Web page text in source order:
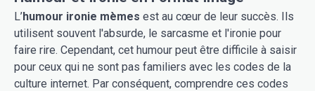
L’humour ironie mèmes est au cœur de leur succès. Ils
utilisent souvent l'absurde, le sarcasme et l'ironie pour
faire rire. Cependant, cet humour peut être difficile à saisir
pour ceux qui ne sont pas familiers avec les codes de la
culture internet. Par conséquent, comprendre ces codes